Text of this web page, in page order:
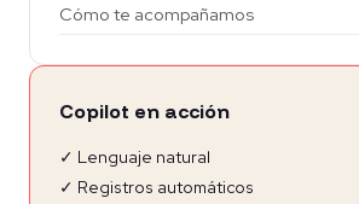
Cómo te acompañamos
Copilot en acción
✓ Lenguaje natural
✓ Registros automáticos